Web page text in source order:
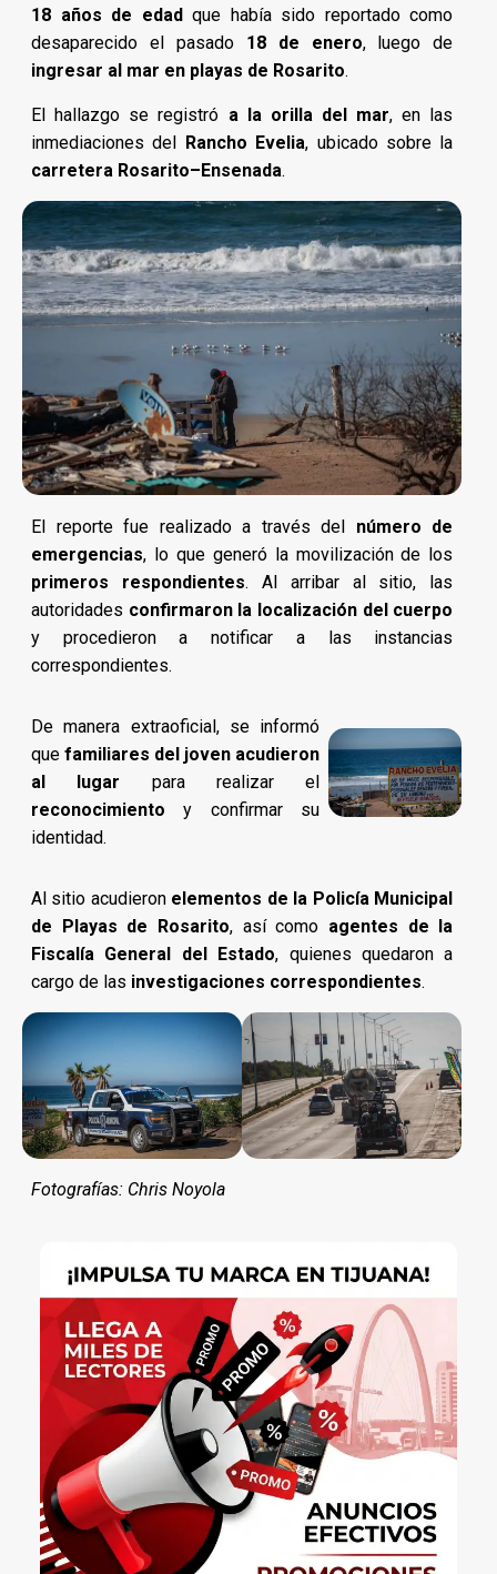
18 años de edad que había sido reportado como
desaparecido el pasado 18 de enero, luego de
ingresar al mar en playas de Rosarito.
El hallazgo se registró a la orilla del mar, en las
inmediaciones del
Rancho Evelia, ubicado sobre la
carretera Rosarito–Ensenada.
El reporte fue realizado a través del número de
emergencias, lo que generó la movilización de los
primeros respondientes. Al arribar al sitio, las
autoridades confirmaron la localización del cuerpo
y procedieron a notificar a las instancias
correspondientes.
De manera extraoficial, se informó
quefamiliares del joven acudieron
al lugar para realizar el
reconocimiento y confirmar su
identidad.
Al sitio acudieron elementos de la Policía Municipal
de Playas de Rosarito, así como agentes de la
Fiscalía General del Estado, quienes quedaron a
cargo de las investigaciones correspondientes.
Fotografías: Chris Noyola